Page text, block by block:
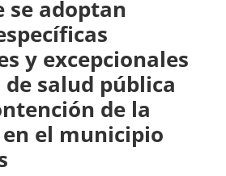
se adoptan
y excepcionales
salud pública
de la
en el municipio